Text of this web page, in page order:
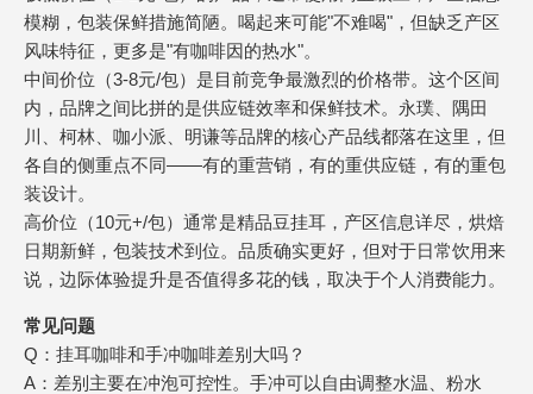
模糊，包装保鲜措施简陋。喝起来可能"不难喝"，但缺乏产区
风味特征，更多是"有咖啡因的热水"。
中间价位（3-8元/包）是目前竞争最激烈的价格带。这个区间
内，品牌之间比拼的是供应链效率和保鲜技术。永璞、隅田
川、柯林、咖小派、明谦等品牌的核心产品线都落在这里，但
各自的侧重点不同——有的重营销，有的重供应链，有的重包
装设计。
高价位（10元+/包）通常是精品豆挂耳，产区信息详尽，烘焙
日期新鲜，包装技术到位。品质确实更好，但对于日常饮用来
说，边际体验提升是否值得多花的钱，取决于个人消费能力。
常见问题
Q：挂耳咖啡和手冲咖啡差别大吗？
A：差别主要在冲泡可控性。手冲可以自由调整水温、粉水